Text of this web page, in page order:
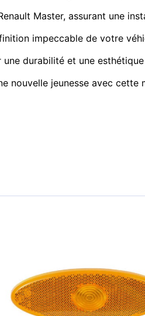
Master, assurant une
impeccable de votre
durabilité et une
nouvelle jeunesse avec cette